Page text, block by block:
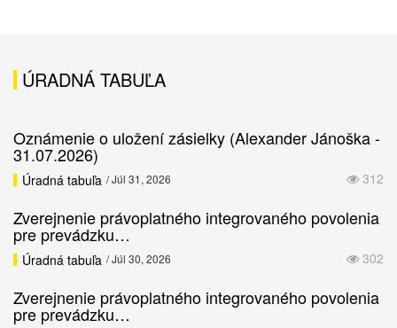
ÚRADNÁ TABUĽA
Oznámenie o uložení zásielky (Alexander Jánoška -
31.07.2026)
312
Úradná tabuľa / Júl 31, 2026
Zverejnenie právoplatného integrovaného povolenia
pre prevádzku…
302
Úradná tabuľa / Júl 30, 2026
Zverejnenie právoplatného integrovaného povolenia
pre prevádzku…